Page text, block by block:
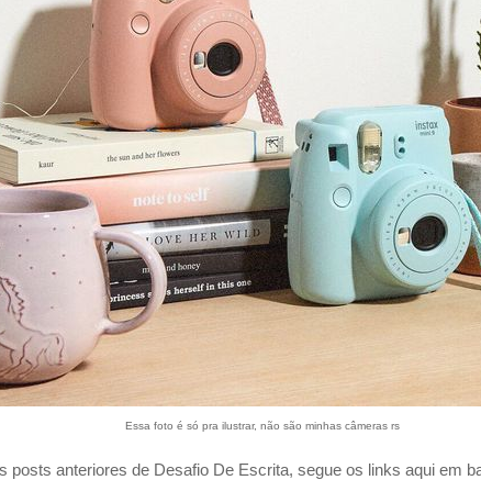
Essa foto é só pra ilustrar, não são minhas câmeras rs
posts anteriores de Desafio De Escrita, segue os links aqui em